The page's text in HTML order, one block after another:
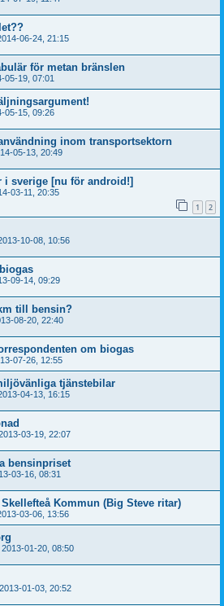
06-24, 21:15
för metan bränslen
05-19, 07:01
05-15, 09:26
inom transportsektorn
05-13, 20:49
i sverige [nu för android!]
03-11, 20:35
1 2
10-08, 10:56
09-14, 09:29
till bensin?
08-20, 22:40
om biogas
07-26, 12:55
tjänstebilar
04-13, 16:15
03-19, 22:07
bensinpriset
03-16, 08:31
Kommun (Big Steve ritar)
03-06, 13:56
2013-01-20, 08:50
2013-01-03, 20:52